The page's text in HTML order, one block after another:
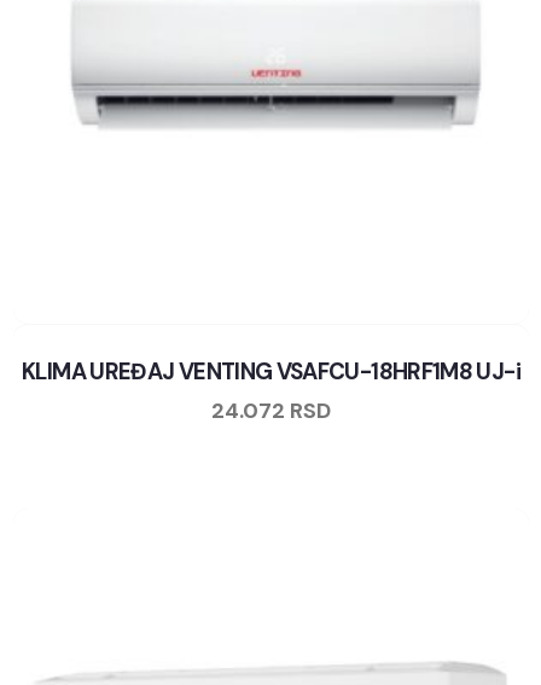
KLIMA UREĐAJ VENTING VSAFCU-18HRF1M8 UJ-i
24.072 RSD